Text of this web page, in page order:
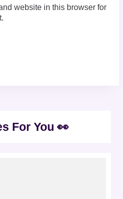
website in this browser for
For You 👀